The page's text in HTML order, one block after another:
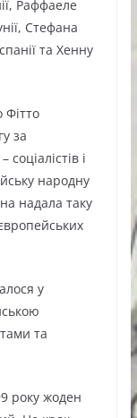
Раффаеле
Стефана
та Хенну
за
і
народну
надала таку
у
та
року жоден